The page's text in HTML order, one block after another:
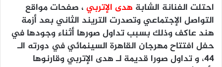
احتلت الفنانة الشابة هدى الإتربي ، صفحات مواقع
التواصل الإجتماعي وتصدرت التريند الثاني بعد أزمة
هند عاكف وذلك بسبب تداول صورها أثناء وجودها في
حفل افتتاح مهرجان القاهرة السينمائي في دورته الـ
٤٤، و تداول صورا قديمة لـ هدى الإتربي وقارنوها